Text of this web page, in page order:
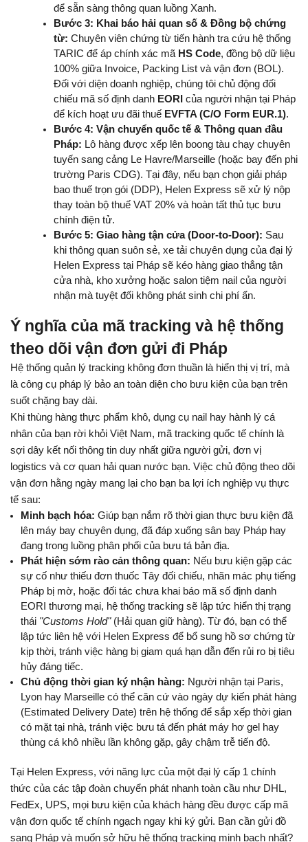
để sẵn sàng thông quan luồng Xanh.
Bước 3: Khai báo hải quan số & Đồng bộ chứng
từ: Chuyên viên chứng từ tiến hành tra cứu hệ thống
TARIC để áp chính xác mã HS Code, đồng bộ dữ liệu
100% giữa Invoice, Packing List và vận đơn (BOL).
Đối với diện doanh nghiệp, chúng tôi chủ động đối
chiếu mã số định danh EORI của người nhận tại Pháp
để kích hoạt ưu đãi thuế EVFTA (C/O Form EUR.1).
Bước 4: Vận chuyển quốc tế & Thông quan đầu
Pháp: Lô hàng được xếp lên boong tàu chạy chuyên
tuyến sang cảng Le Havre/Marseille (hoặc bay đến phi
trường Paris CDG). Tại đây, nếu bạn chọn giải pháp
bao thuế trọn gói (DDP), Helen Express sẽ xử lý nộp
thay toàn bộ thuế VAT 20% và hoàn tất thủ tục bưu
chính điện tử.
Bước 5: Giao hàng tận cửa (Door-to-Door): Sau
khi thông quan suôn sẻ, xe tải chuyên dụng của đại lý
Helen Express tại Pháp sẽ kéo hàng giao thẳng tận
cửa nhà, kho xưởng hoặc salon tiệm nail của người
nhận mà tuyệt đối không phát sinh chi phí ẩn.
Ý nghĩa của mã tracking và hệ thống
theo dõi vận đơn gửi đi Pháp
Hệ thống quản lý tracking không đơn thuần là hiển thị vị trí, mà
là công cụ pháp lý bảo an toàn diện cho bưu kiện của bạn trên
suốt chặng bay dài.
Khi thùng hàng thực phẩm khô, dụng cụ nail hay hành lý cá
nhân của bạn rời khỏi Việt Nam, mã tracking quốc tế chính là
sợi dây kết nối thông tin duy nhất giữa người gửi, đơn vị
logistics và cơ quan hải quan nước bạn. Việc chủ động theo dõi
vận đơn hằng ngày mang lại cho bạn ba lợi ích nghiệp vụ thực
tế sau:
Minh bạch hóa: Giúp bạn nắm rõ thời gian thực bưu kiện đã
lên máy bay chuyên dụng, đã đáp xuống sân bay Pháp hay
đang trong luồng phân phối của bưu tá bản địa.
Phát hiện sớm rào cản thông quan: Nếu bưu kiện gặp các
sự cố như thiếu đơn thuốc Tây đối chiếu, nhãn mác phụ tiếng
Pháp bị mờ, hoặc đối tác chưa khai báo mã số định danh
EORI thương mại, hệ thống tracking sẽ lập tức hiển thị trạng
thái "Customs Hold" (Hải quan giữ hàng). Từ đó, bạn có thể
lập tức liên hệ với Helen Express để bổ sung hồ sơ chứng từ
kịp thời, tránh việc hàng bị giam quá hạn dẫn đến rủi ro bị tiêu
hủy đáng tiếc.
Chủ động thời gian ký nhận hàng: Người nhận tại Paris,
Lyon hay Marseille có thể căn cứ vào ngày dự kiến phát hàng
(Estimated Delivery Date) trên hệ thống để sắp xếp thời gian
có mặt tại nhà, tránh việc bưu tá đến phát máy hơ gel hay
thùng cá khô nhiều lần không gặp, gây chậm trễ tiến độ.
Tại Helen Express, với năng lực của một đại lý cấp 1 chính
thức của các tập đoàn chuyển phát nhanh toàn cầu như DHL,
FedEx, UPS, mọi bưu kiện của khách hàng đều được cấp mã
vận đơn quốc tế chính ngạch ngay khi ký gửi. Bạn cần gửi đồ
sang Pháp và muốn sở hữu hệ thống tracking minh bạch nhất?